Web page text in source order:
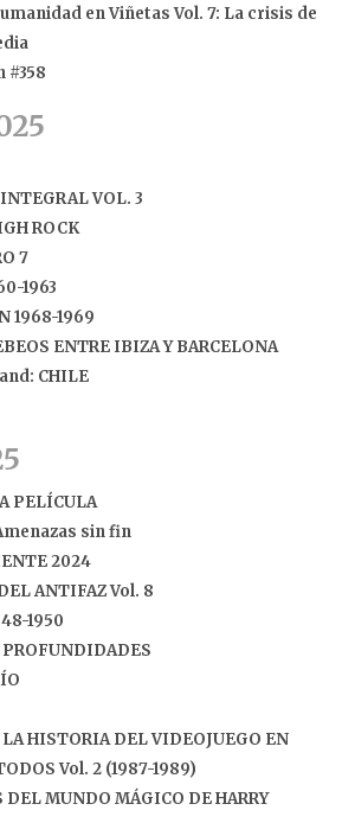
en Viñetas Vol. 7: La crisis de
#358
VOL. 3
ROCK
7
1963
1968-1969
ENTRE IBIZA Y BARCELONA
CHILE
PELÍCULA
sin fin
2024
ANTIFAZ Vol. 8
1950
HISTORIA DEL VIDEOJUEGO EN
Vol. 2 (1987-1989)
DEL MUNDO MÁGICO DE HARRY